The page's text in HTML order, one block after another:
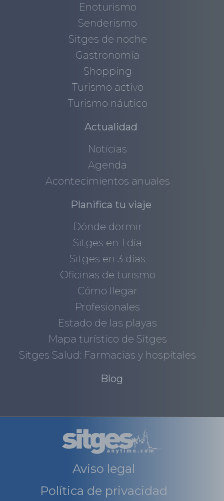
Enoturismo
Senderismo
Sitges de noche
Gastronomía
Shopping
Turismo activo
Turismo náutico
Actualidad
Noticias
Agenda
Acontecimientos anuales
Planifica tu viaje
Dónde dormir
Sitges en 1 día
Sitges en 3 días
Oficinas de turismo
Cómo llegar
Profesionales
Estado de las playas
Mapa turístico de Sitges
Sitges Salud: Farmacias y hospitales
Blog
Aviso legal
Política de privacidad